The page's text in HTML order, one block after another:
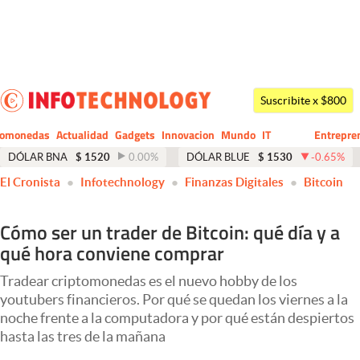
Dólar
Economía y Política
Finanzas y Mercados
Negocios
Columnistas
Otras secciones
Apertura
Suscribite x $800
Actualidad Gadgets Innovacion Mundo
CIO
IT
Business
DÓLAR BNA $ 1520 0.00% DÓLAR BLUE $ 1530 -0.65%
El Cronista Infotechnology Finanzas Digitales Bitcoin
Cómo ser un trader de Bitcoin: qué día y a
qué hora conviene comprar
Tradear criptomonedas es el nuevo hobby de los
youtubers financieros. Por qué se quedan los viernes a la
noche frente a la computadora y por qué están despiertos
hasta las tres de la mañana